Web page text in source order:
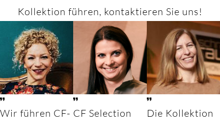
Kollektion führen, kontaktieren Sie uns!
Wir führen CF- CF Selection
Die Kollektion